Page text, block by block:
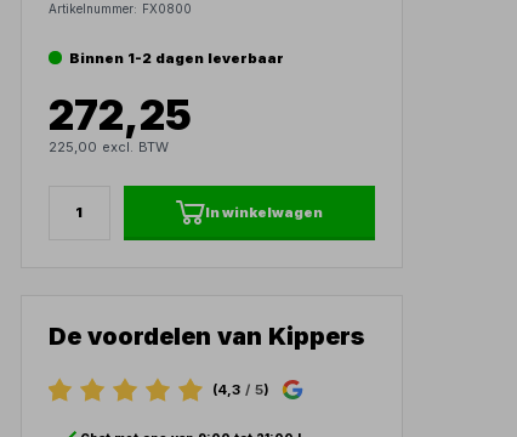
Artikelnummer: FX0800
Binnen 1-2 dagen leverbaar
272,25
225,00 excl. BTW
In winkelwagen
De voordelen van Kippers
(4,3/ 5)